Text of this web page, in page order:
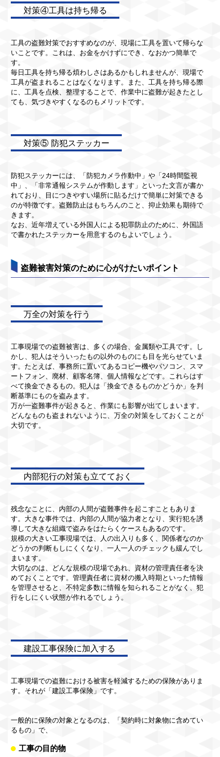
対策④工具は持ち帰る
工具の盗難対策でおすすめなのが、現場に工具を置いて帰らな
いことです。これは、お金をかけずにでき、なおかつ簡単で
す。
毎日工具を持ち帰る煩わしさはあるかもしれませんが、現場で
工具が盗まれることはなくなります。また、工具を持ち帰る際
に、工具を点検、整理することで、作業中に盗難が起きたとし
ても、気づきやすくなるのもメリットです。
対策⑤ 防犯ステッカー
防犯ステッカーには、「防犯カメラ作動中」や「24時間監視
中」、「非常通報システムが作動します」といった文言が書か
れており、目につきやすい場所に貼るだけで簡単に対策できる
のが特徴です。盗難防止はもちろんのこと、抑止効果も期待で
きます。
なお、近年増えている外国人による犯罪防止のために、外国語
で書かれたステッカーを用意するのもよいでしょう。
盗難被害対策のために心がけたいポイント
万全の対策を行う
工事現場での盗難被害は、多くの場合、金属類や工具です。し
かし、犯人はそういったもの以外のものにも目を光らせていま
す。たとえば、事務所に置いてあるコピー機やパソコン、スマ
ートフォン、廃材、顧客名簿、個人情報などです。これらはす
べて換金できるもの。犯人は「換金できるものかどうか」を判
断基準にものを盗みます。
万が一盗難事件が起きると、作業にも影響が出てしまいます。
どんなものも盗まれないように、万全の対策をしておくことが
大切です。
内部犯行の対策も立てておく
残念なことに、内部の人間が盗難事件を起こすこともありま
す。大きな事件では、内部の人間が協力者となり、実行犯を誘
導して大きな組織で盗みをはたらくケースもあるのです。
規模の大きい工事現場では、人の出入りも多く、関係者なのか
どうかの判断もしにくくなり、一人一人のチェックも緩んでし
まいます。
大切なのは、どんな規模の現場であれ、資材の管理責任者を決
めておくことです。管理責任者に資材の搬入時期といった情報
を管理させると、不特定多数に情報を知られることがなく、犯
行をしにくい状態が作れるでしょう。
建設工事保険に加入する
工事現場での盗難における被害を軽減するための保険がありま
す。それが「建設工事保険」です。
一般的に保険の対象となるのは、「契約時に対象物に含めてい
るもの」で、
工事の目的物